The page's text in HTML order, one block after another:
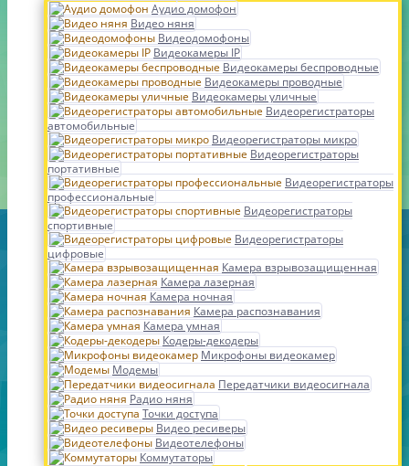
Аудио домофон
Видео няня
Видеодомофоны
Видеокамеры IP
Видеокамеры беспроводные
Видеокамеры проводные
Видеокамеры уличные
Видеорегистраторы
автомобильные
Видеорегистраторы микро
Видеорегистраторы
портативные
Видеорегистраторы
профессиональные
Видеорегистраторы
спортивные
Видеорегистраторы
цифровые
Камера взрывозащищенная
Камера лазерная
Камера ночная
Камера распознавания
Камера умная
Кодеры-декодеры
Микрофоны видеокамер
Модемы
Передатчики видеосигнала
Радио няня
Точки доступа
Видео ресиверы
Видеотелефоны
Коммутаторы